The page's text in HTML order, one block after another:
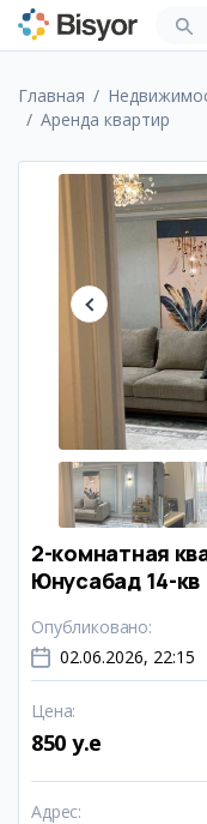
Главная
Аренда квартир
2-комнатная
Юнусабад 14-кв
Опубликовано:
02.06.2026, 22:15
Цена:
850 y.e
Адрес: